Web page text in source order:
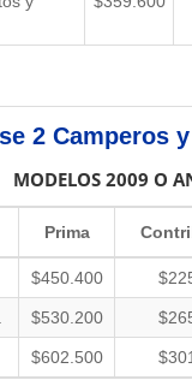
2 Camperos
MODELOS 2009​ O
Prima
$450.400
$530.200
$602.500